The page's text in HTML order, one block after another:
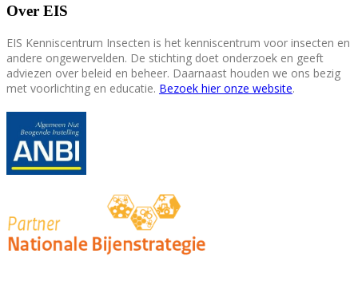
Over EIS
EIS Kenniscentrum Insecten is het kenniscentrum voor insecten en
andere ongewervelden. De stichting doet onderzoek en geeft
adviezen over beleid en beheer. Daarnaast houden we ons bezig
met voorlichting en educatie. Bezoek hier onze website.